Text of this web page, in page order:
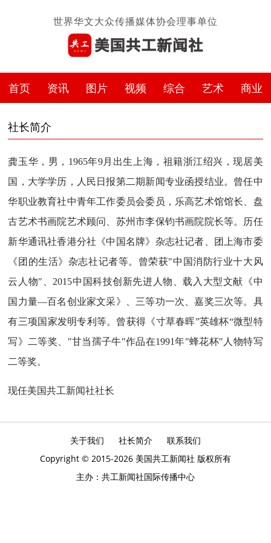
世界华文大众传播媒体协会理事单位
首页 资讯 图片 视频 综合 艺术 商业
社长简介
龚玉华，男，1965年9月出生上海，祖籍浙江绍兴，现居美
国，大学学历，人民日报第二期新闻专业函授结业。曾任中
华职业教育社中青年工作委员会委员，乐高艺术馆馆长、盘
古艺术书画院艺术顾问、苏州市李保钧书画院院长等。历任
新华通讯社香港分社《中国名牌》杂志社记者、团上海市委
《团的生活》杂志社记者等。曾荣获"中国消防行业十大风
云人物"、2015中国科技创新先进人物、载入大型文献《中
国力量—百名创业家文采》、三等功一次、嘉奖三次等。具
有三项国家发明专利等。曾获得《寸草春晖”英雄杯“微型特
写》二等奖、"甘当孺子牛"作品在1991年"蜂花杯"人物特写
二等奖。
现任美国共工新闻社社长
关于我们 社长简介
联系我们
Copyright © 2015-2026 美国共工新闻社 版权所有
主办：共工新闻社国际传播中心